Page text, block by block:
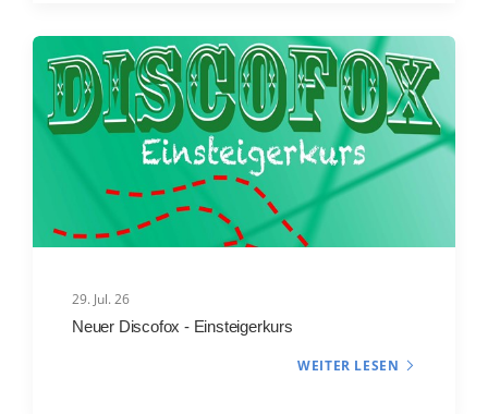
29. Jul. 26
Neuer Discofox - Einsteigerkurs
WEITER LESEN